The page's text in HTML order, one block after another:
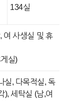
134실
여 사생실 및 휴
실)
실, 다목적실, 독
), 세탁실 (남,여